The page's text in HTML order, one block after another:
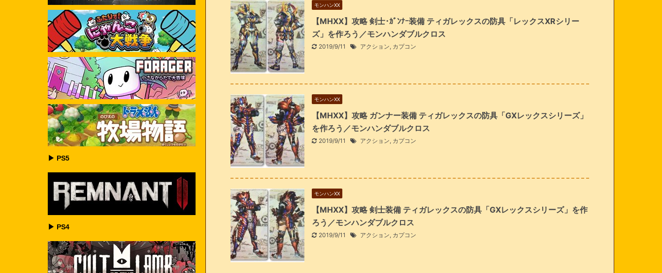
モンハンXX
【MHXX】攻略 剣士･ｶﾞﾝﾅｰ装備 ティガレックスの防具「レックスXRシリー
ズ」を作ろう／モンハンダブルクロス
2019/9/11 アクション, カプコン
モンハンXX
【MHXX】攻略 ガンナー装備 ティガレックスの防具「GXレックスシリーズ」
を作ろう／モンハンダブルクロス
2019/9/11 アクション, カプコン
モンハンXX
【MHXX】攻略 剣士装備 ティガレックスの防具「GXレックスシリーズ」を作
ろう／モンハンダブルクロス
2019/9/11 アクション, カプコン
▶ PS5
▶ PS4